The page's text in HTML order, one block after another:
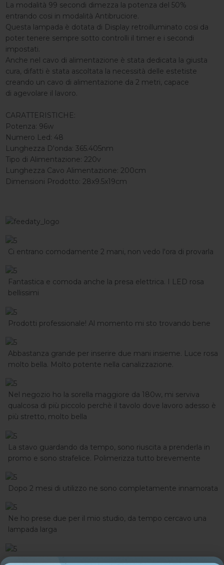
La modalità 99 secondi dimezza la potenza del 50%
entrando cosi in modalità Antibruciore.
Questa lampada è dotata di Display retroilluminato cosi da
poter tenere sempre sotto controlli il timer e i secondi
impostati.
Anche nel cavo di alimentazione è stata dedicata la giusta
cura, difatti è stata ascoltata la necessità delle estetiste
creando un cavo di alimentazione da 2 metri, capace
di agevolare il lavoro.
CARATTERISTICHE:
Potenza: 96w
Numero Led: 48
Lunghezza D'onda: 365.405nm
Tipo di Alimentazione: 220v
Lunghezza Cavo Alimentazione: 200cm
Dimensioni Prodotto: 28x9.5x19cm
Ci entrano comodamente 2 mani, non vedo l'ora di provarla
Fantastica e comoda anche la presa elettrica. I LED rosa
bellissimi
Prodotti professionale! Al momento mi sto trovando bene
Abbastanza grande per inserire due mani insieme. Luce rosa
molto bella. Molto potente nella canalizzazione.
Nel negozio ho la sorella maggiore da 180w, mi serviva
qualcosa di più piccolo perchè il tavolo dove lavoro adesso è
più stretto, molto bella
La stavo guardando da tempo, sono riuscita a prenderla in
promo e sono strafelice. Polimerizza tutto brevemente
Dopo 2 mesi di utilizzo ne sono completamente innamorata
Ne ho prese due per il mio studio, da tempo cercavo una
lampada larga
La uso moltissimo senza base per la pedicure la trovo molto